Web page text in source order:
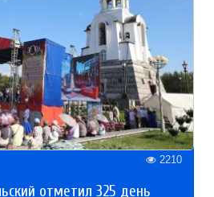
2210
отметил 325 день